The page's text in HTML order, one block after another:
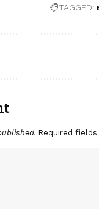
TAGGED:
Required fields